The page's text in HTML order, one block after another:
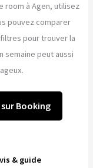
room à Agen, utilisez
pouvez comparer
pour trouver la
semaine peut aussi
Booking
& guide